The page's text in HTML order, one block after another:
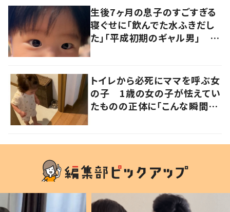
生後7ヶ月の息子のすごすぎる
寝ぐせに「飲んでた水ふきだし
た」「平成初期のギャル男」 実
トイレから必死にママを呼ぶ女
の子 1歳の女の子が怯えてい
たものの正体に「こんな瞬間